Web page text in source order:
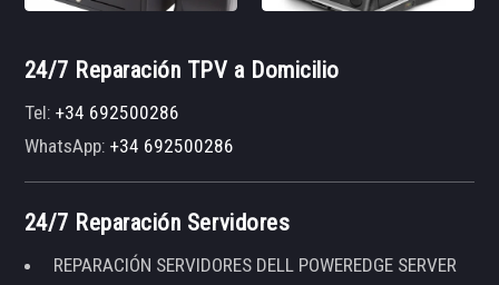
24/7 Reparación TPV a Domicilio
Tel:+34 692500286
WhatsApp:+34 692500286
24/7 Reparación Servidores
REPARACIÓN SERVIDORES DELL POWEREDGE SERVER